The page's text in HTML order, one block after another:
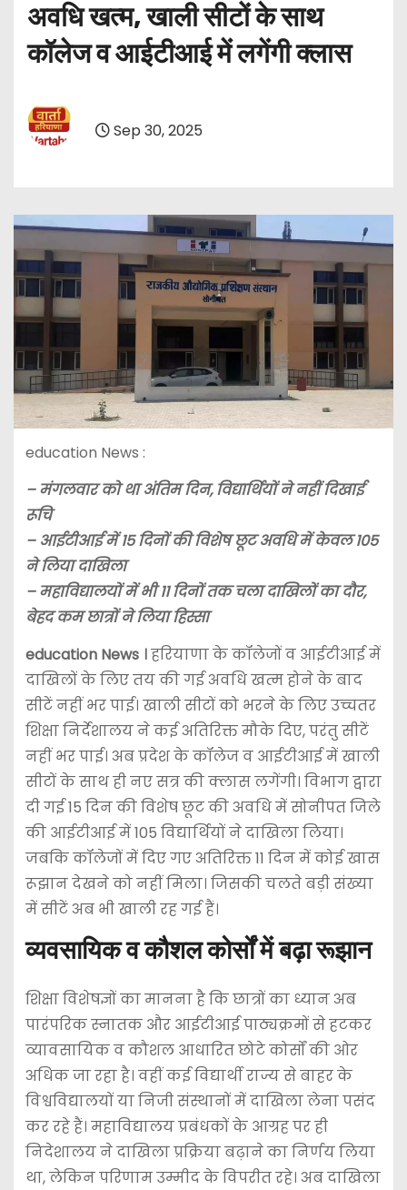
अवधि खत्म, खाली सीटों के साथ
कॉलेज व आईटीआई में लगेंगी क्लास
Sep 30, 2025
education News :
– मंगलवार को था अंतिम दिन, विद्यार्थियों ने नहीं दिखाई
रूचि
– आईटीआई में 15 दिनों की विशेष छूट अवधि में केवल 105
ने लिया दाखिला
– महाविद्यालयों में भी 11 दिनों तक चला दाखिलों का दौर,
बेहद कम छात्रों ने लिया हिस्सा
education News ।हरियाणा के कॉलेजों व आईटीआई में
दाखिलों के लिए तय की गई अवधि खत्म होने के बाद
सीटें नहीं भर पाई। खाली सीटों को भरने के लिए उच्चतर
शिक्षा निर्देशालय ने कई अतिरिक्त मौके दिए, परंतु सीटें
नहीं भर पाई। अब प्रदेश के कॉलेज व आईटीआई में खाली
सीटों के साथ ही नए सत्र की क्लास लगेंगी। विभाग द्वारा
दी गई 15 दिन की विशेष छूट की अवधि में सोनीपत जिले
की आईटीआई में 105 विद्यार्थियों ने दाखिला लिया।
जबकि कॉलेजों में दिए गए अतिरिक्त 11 दिन में कोई खास
रूझान देखने को नहीं मिला। जिसकी चलते बड़ी संख्या
में सीटें अब भी खाली रह गई हैं।
व्यवसायिक व कौशल कोर्सों में बढ़ा रूझान
शिक्षा विशेषज्ञों का मानना है कि छात्रों का ध्यान अब
पारंपरिक स्नातक और आईटीआई पाठ्यक्रमों से हटकर
व्यावसायिक व कौशल आधारित छोटे कोर्सों की ओर
अधिक जा रहा है। वहीं कई विद्यार्थी राज्य से बाहर के
विश्वविद्यालयों या निजी संस्थानों में दाखिला लेना पसंद
कर रहे हैं। महाविद्यालय प्रबंधकों के आग्रह पर ही
निदेशालय ने दाखिला प्रक्रिया बढ़ाने का निर्णय लिया
था, लेकिन परिणाम उम्मीद के विपरीत रहे। अब दाखिला